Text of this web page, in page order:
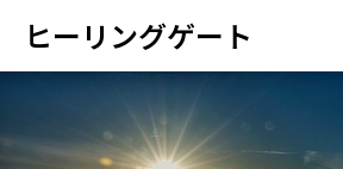
ヒーリングゲート